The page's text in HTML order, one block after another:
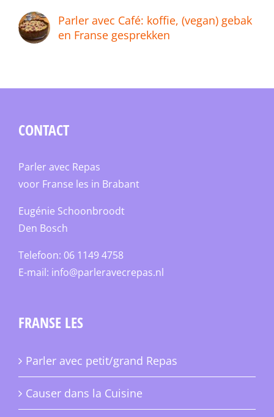
Parler avec Café: koffie, (vegan) gebak
en Franse gesprekken
CONTACT
Parler avec Repas
voor Franse les in Brabant
Eugénie Schoonbroodt
Den Bosch
Telefoon: 06 1149 4758
E-mail: info@parleravecrepas.nl
FRANSE LES
Parler avec petit/grand Repas
Causer dans la Cuisine